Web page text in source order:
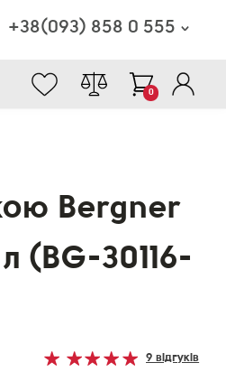
+38(093) 858 0 555
0
Bergner
(BG-30116-
9 відгуків